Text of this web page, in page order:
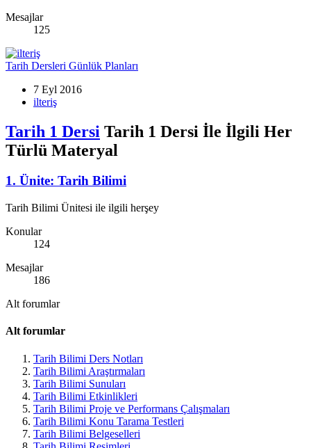
Mesajlar
125
Tarih Dersleri Günlük Planları
7 Eyl 2016
ilteriş
Tarih 1 Dersi Tarih 1 Dersi İle İlgili Her
Türlü Materyal
1. Ünite: Tarih Bilimi
Tarih Bilimi Ünitesi ile ilgili herşey
Konular
124
Mesajlar
186
Alt forumlar
Alt forumlar
Tarih Bilimi Ders Notları
Tarih Bilimi Araştırmaları
Tarih Bilimi Sunuları
Tarih Bilimi Etkinlikleri
Tarih Bilimi Proje ve Performans Çalışmaları
Tarih Bilimi Konu Tarama Testleri
Tarih Bilimi Belgeselleri